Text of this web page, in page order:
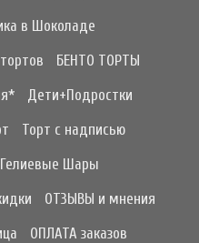
в Шоколаде
БЕНТО ТОРТЫ
Дети+Подростки
Торт с надписью
Гелиевые Шары
ОТЗЫВЫ и мнения
ОПЛАТА заказов